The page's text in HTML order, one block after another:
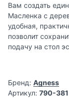
Вам создать
Масленка с
удобная,
позволит
подачу на стол
Бренд: Agness
Артикул: 790-381